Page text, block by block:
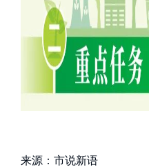
来源：市说新语